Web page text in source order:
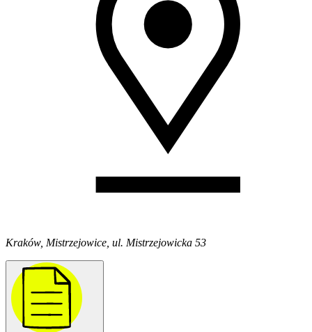
Kraków, Mistrzejowice, ul. Mistrzejowicka 53